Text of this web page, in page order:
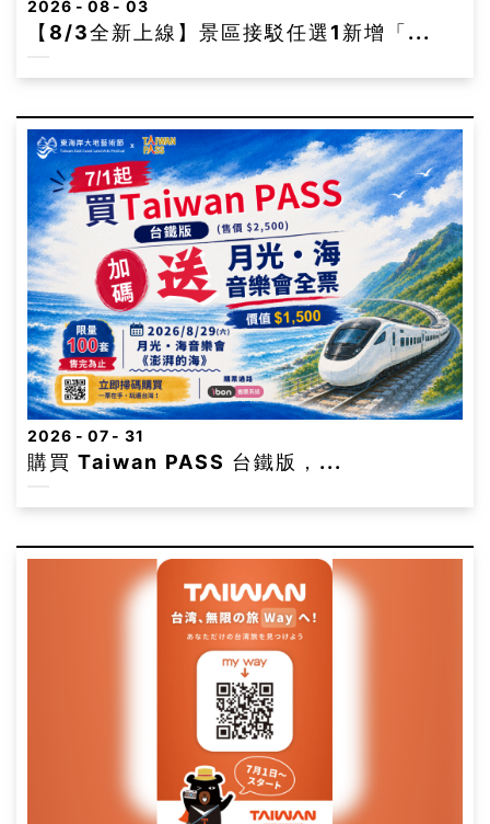
2026 08 03
【8/3全新上線】景區接駁任選1新增「...
2026 07 31
購買 Taiwan PASS 台鐵版，...